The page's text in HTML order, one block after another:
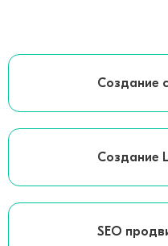
Создание
Создание
SEO